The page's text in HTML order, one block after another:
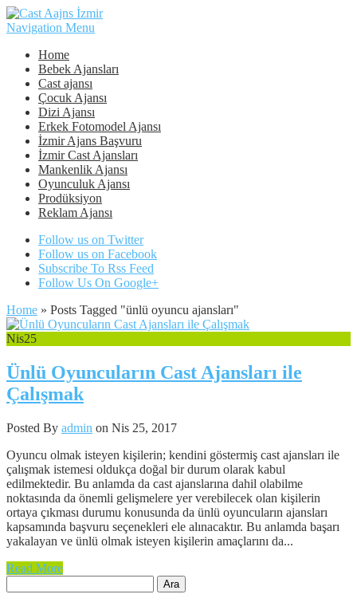
Navigation Menu
Home
Bebek Ajansları
Cast ajansı
Çocuk Ajansı
Dizi Ajansı
Erkek Fotomodel Ajansı
İzmir Ajans Başvuru
İzmir Cast Ajansları
Mankenlik Ajansı
Oyunculuk Ajansı
Prodüksiyon
Reklam Ajansı
Follow us on Twitter
Follow us on Facebook
Subscribe To Rss Feed
Follow Us On Google+
Home » Posts Tagged "ünlü oyuncu ajansları"
Nis25
Ünlü Oyuncuların Cast Ajansları ile
Çalışmak
Posted By admin on Nis 25, 2017
Oyuncu olmak isteyen kişilerin; kendini göstermiş cast ajansları ile
çalışmak istemesi oldukça doğal bir durum olarak kabul
edilmektedir. Bu anlamda da cast ajanslarına dahil olabilme
noktasında da önemli gelişmelere yer verebilecek olan kişilerin
ortaya çıkması durumu konusunda da ünlü oyuncuların ajansları
kapsamında başvuru seçenekleri ele alınacaktır. Bu anlamda başarı
yakalayan ve ünlü olmak isteyen kişilerin amaçlarını da...
Read More